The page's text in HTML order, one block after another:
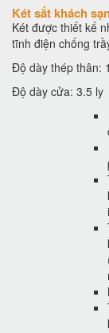
Két sắt khách
Két được thiết kế
tĩnh điện chống
Độ dày thép thân:
Độ dày cửa: 3.5 ly